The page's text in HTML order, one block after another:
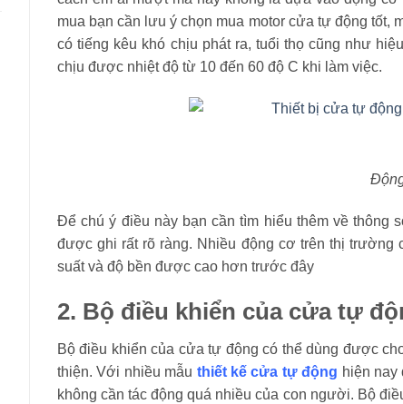
mua bạn cần lưu ý chọn mua motor cửa tự động tốt,
có tiếng kêu khó chịu phát ra, tuổi thọ cũng như
chịu được nhiệt độ từ 10 đến 60 độ C khi làm việc.
Để chú ý điều này bạn cần tìm hiểu thêm về thông
được ghi rất rõ ràng. Nhiều động cơ trên thị
suất và độ bền được cao hơn trước đây
2. Bộ điều khiển của cửa tự
Bộ điều khiển của cửa tự động có thể dùng được
thiện. Với nhiều mẫu thiết kế cửa tự động hiện
không cần tác động quá nhiều của con người. Bộ